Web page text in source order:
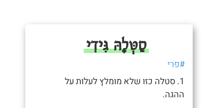
סַטְּלָהּ גִּידִי
#פרי
1. סטלה כזו שלא מומלץ לעלות על
ההגה.